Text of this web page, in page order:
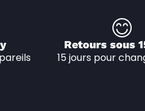
Retours sous
15 jours pour